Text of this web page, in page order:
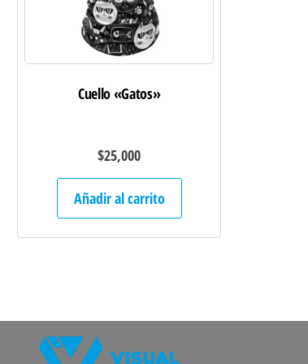
Cuello «Gatos»
$25,000
Añadir al carrito